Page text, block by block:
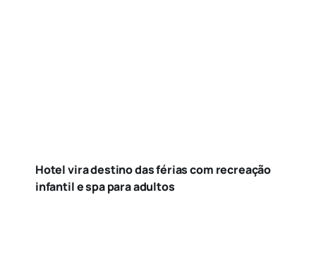
Hotel vira destino das férias com recreação
infantil e spa para adultos